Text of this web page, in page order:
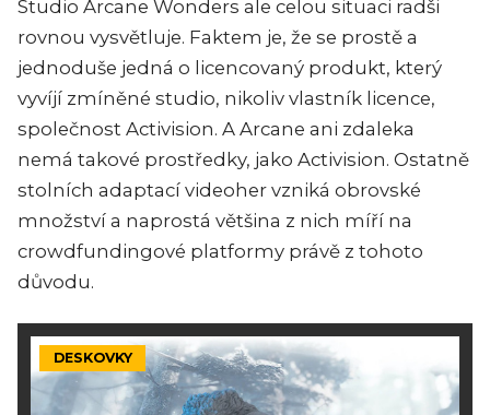
Studio Arcane Wonders ale celou situaci radši
rovnou vysvětluje. Faktem je, že se prostě a
jednoduše jedná o licencovaný produkt, který
vyvíjí zmíněné studio, nikoliv vlastník licence,
společnost Activision. A Arcane ani zdaleka
nemá takové prostředky, jako Activision. Ostatně
stolních adaptací videoher vzniká obrovské
množství a naprostá většina z nich míří na
crowdfundingové platformy právě z tohoto
důvodu.
DESKOVKY